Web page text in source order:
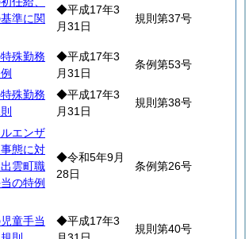
準に関
◆平成17年3
月31日
規則第37号
殊勤務
◆平成17年3
月31日
条例第53号
殊勤務
◆平成17年3
月31日
規則第38号
エンザ
態に対
雲町職
の特例
◆令和5年9月
28日
条例第26号
童手当
◆平成17年3
規則第40号